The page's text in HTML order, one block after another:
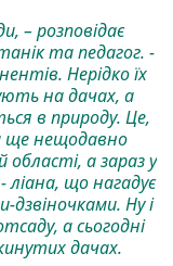
– розповідає
та педагог. -
Нерідко їх
на дачах, а
в природу. Це,
ще нещодавно
області, а зараз у
ліана, що нагадує
Ну і
а сьогодні
дачах.